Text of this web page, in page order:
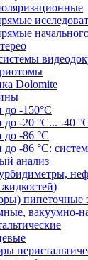
Dolomite
до -150°С
-20 °C... -40
-86 °C
-86 °C:
анализ
пипеточные
вакуумно-